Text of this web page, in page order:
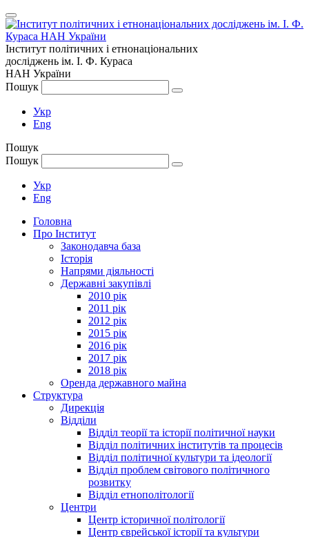
Інститут політичних і етнонаціональних
досліджень ім. І. Ф. Кураса
НАН України
Пошук
Укр
Eng
Пошук
Пошук
Укр
Eng
Головна
Про Інститут
Законодавча база
Історія
Напрями діяльності
Державні закупівлі
2010 рік
2011 рік
2012 рік
2015 рік
2016 рік
2017 рік
2018 рік
Оренда державного майна
Структура
Дирекція
Відділи
Відділ теорії та історії політичної науки
Відділ політичних інститутів та процесів
Відділ політичної культури та ідеології
Відділ проблем світового політичного
розвитку
Відділ етнополітології
Центри
Центр історичної політології
Центр єврейської історії та культури